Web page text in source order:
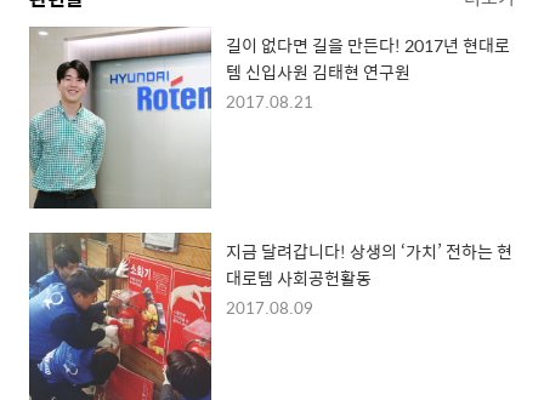
길이 없다면 길을 만든다! 2017년 현대로
템 신입사원 김태현 연구원
2017.08.21
지금 달려갑니다! 상생의 ‘가치’ 전하는 현
대로템 사회공헌활동
2017.08.09